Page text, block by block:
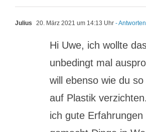
Julius 20. März 2021 um 14:13 Uhr - Antworten
Hi Uwe, ich wollte
unbedingt mal
will ebenso wie du
auf Plastik
ich gute Erfahrungen